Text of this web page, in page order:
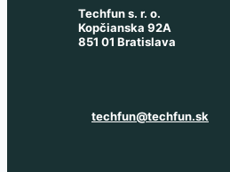
Techfun s. r. o.
Kopčianska 92A
851 01 Bratislava
techfun@techfun.sk